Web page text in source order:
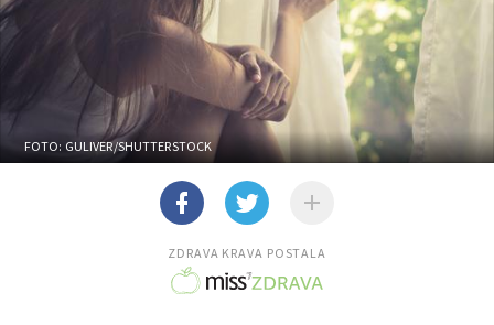
FOTO: GULIVER/SHUTTERSTOCK
ZDRAVA KRAVA POSTALA